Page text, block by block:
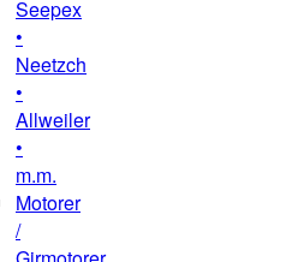
Seepex
•
Neetzch
•
Allweiler
•
m.m.
Motorer
/